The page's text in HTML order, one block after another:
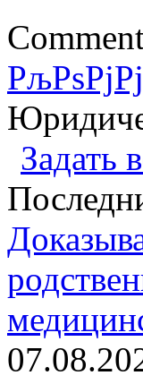
Задать